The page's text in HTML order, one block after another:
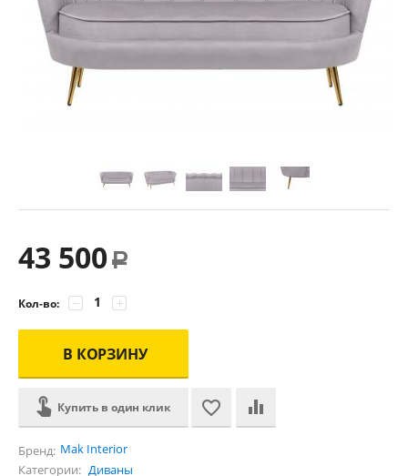
43 500 Р
Кол-во: +
−
В КОРЗИНУ
Купить в один клик
Бренд: Mak Interior
Категории: Диваны